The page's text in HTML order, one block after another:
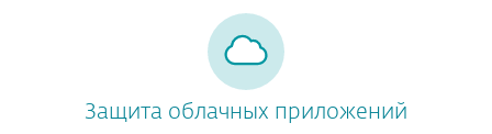
Защита облачных приложений